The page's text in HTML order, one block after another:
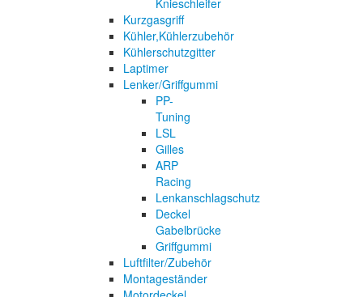
Kurzgasgriff
Kühler,Kühlerzubehör
Kühlerschutzgitter
Laptimer
Lenker/Griffgummi
PP-
Tuning
LSL
Gilles
ARP
Racing
Lenkanschlagschutz
Deckel
Gabelbrücke
Griffgummi
Luftfilter/Zubehör
Montageständer